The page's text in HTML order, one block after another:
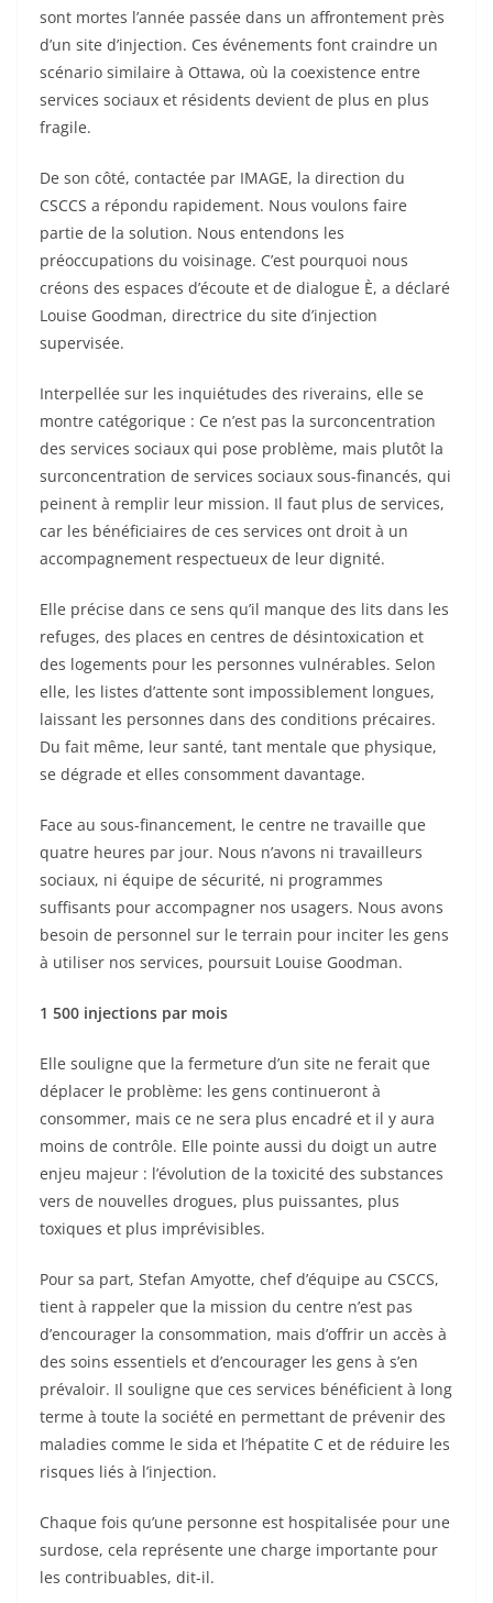
sont mortes l’année passée dans un affrontement près
d’un site d’injection. Ces événements font craindre un
scénario similaire à Ottawa, où la coexistence entre
services sociaux et résidents devient de plus en plus
fragile.
De son côté, contactée par IMAGE, la direction du
CSCCS a répondu rapidement. Nous voulons faire
partie de la solution. Nous entendons les
préoccupations du voisinage. C’est pourquoi nous
créons des espaces d’écoute et de dialogue È, a déclaré
Louise Goodman, directrice du site d’injection
supervisée.
Interpellée sur les inquiétudes des riverains, elle se
montre catégorique : Ce n’est pas la surconcentration
des services sociaux qui pose problème, mais plutôt la
surconcentration de services sociaux sous-financés, qui
peinent à remplir leur mission. Il faut plus de services,
car les bénéficiaires de ces services ont droit à un
accompagnement respectueux de leur dignité.
Elle précise dans ce sens qu’il manque des lits dans les
refuges, des places en centres de désintoxication et
des logements pour les personnes vulnérables. Selon
elle, les listes d’attente sont impossiblement longues,
laissant les personnes dans des conditions précaires.
Du fait même, leur santé, tant mentale que physique,
se dégrade et elles consomment davantage.
Face au sous-financement, le centre ne travaille que
quatre heures par jour. Nous n’avons ni travailleurs
sociaux, ni équipe de sécurité, ni programmes
suffisants pour accompagner nos usagers. Nous avons
besoin de personnel sur le terrain pour inciter les gens
à utiliser nos services, poursuit Louise Goodman.
1 500 injections par mois
Elle souligne que la fermeture d’un site ne ferait que
déplacer le problème: les gens continueront à
consommer, mais ce ne sera plus encadré et il y aura
moins de contrôle. Elle pointe aussi du doigt un autre
enjeu majeur : l’évolution de la toxicité des substances
vers de nouvelles drogues, plus puissantes, plus
toxiques et plus imprévisibles.
Pour sa part, Stefan Amyotte, chef d’équipe au CSCCS,
tient à rappeler que la mission du centre n’est pas
d’encourager la consommation, mais d’offrir un accès à
des soins essentiels et d’encourager les gens à s’en
prévaloir. Il souligne que ces services bénéficient à long
terme à toute la société en permettant de prévenir des
maladies comme le sida et l’hépatite C et de réduire les
risques liés à l’injection.
Chaque fois qu’une personne est hospitalisée pour une
surdose, cela représente une charge importante pour
les contribuables, dit-il.